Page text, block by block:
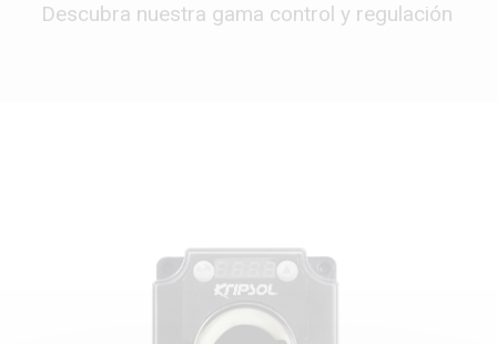
Descubra nuestra gama control y regulación